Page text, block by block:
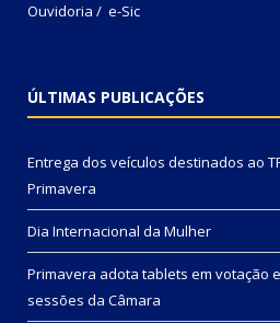
Ouvidoria / e-Sic
ÚLTIMAS PUBLICAÇÕES
Entrega dos veículos destinados ao
Primavera
Dia Internacional da Mulher
Primavera adota tablets em votação
sessões da Câmara